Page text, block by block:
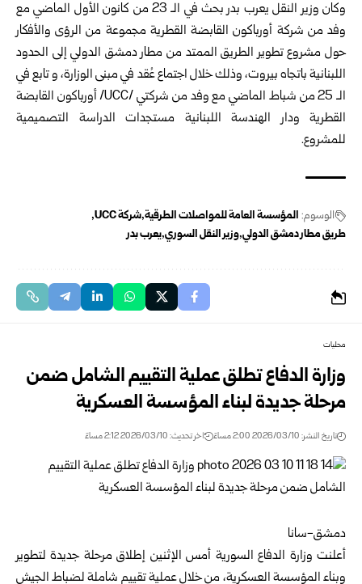
وكان وزير النقل يعرب بدر بحث في الـ 23 من كانون الأول الماضي مع
وفد من شركة أورباكون القابضة القطرية مجموعة من الرؤى والأفكار
حول مشروع تطوير الطريق الممتد من مطار دمشق الدولي إلى الحدود
اللبنانية باتجاه بيروت، وذلك خلال اجتماع عُقد في مبنى الوزارة، و تابع في
الـ 25 من شباط الماضي مع وفد من شركتي /UCC/ أورباكون القابضة
القطرية ودار الهندسة اللبنانية مستجدات الدراسة التصميمية
للمشروع.
الوسوم: المؤسسة العامة للمواصلات الطرقية شركة UCC
طريق مطار دمشق الدولي وزير النقل السوري يعرب بدر
محليات
وزارة الدفاع تطلق عملية التقييم الشامل ضمن
مرحلة جديدة لبناء المؤسسة العسكرية
تاريخ النشر: 2026/03/10 2:00 مساءً اخر تحديث: 2026/03/10 2:12 مساءً
دمشق-سانا
أعلنت وزارة الدفاع السورية أمس الإثنين إطلاق مرحلة جديدة لتطوير
وبناء المؤسسة العسكرية، من خلال عملية تقييم شاملة لضباط الجيش